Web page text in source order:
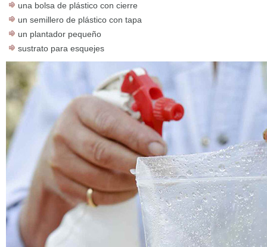
una bolsa de plástico con cierre
un semillero de plástico con tapa
un plantador pequeño
sustrato para esquejes